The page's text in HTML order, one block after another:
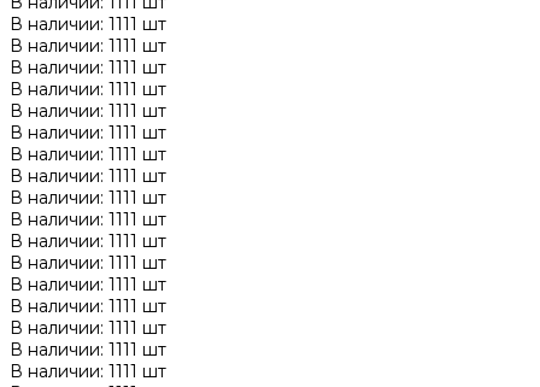
В наличии: 1111 шт
В наличии: 1111 шт
В наличии: 1111 шт
В наличии: 1111 шт
В наличии: 1111 шт
В наличии: 1111 шт
В наличии: 1111 шт
В наличии: 1111 шт
В наличии: 1111 шт
В наличии: 1111 шт
В наличии: 1111 шт
В наличии: 1111 шт
В наличии: 1111 шт
В наличии: 1111 шт
В наличии: 1111 шт
В наличии: 1111 шт
В наличии: 1111 шт